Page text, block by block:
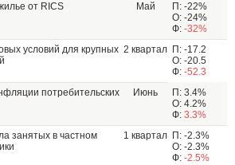
от RICS Май
П: -22%
О: -24%
Ф: -32%
условий для крупных 2 квартал П: -17.2
О: -20.5
Ф: -52.3
потребительских
Июнь
П: 3.4%
О: 4.2%
Ф: 3.3%
занятых в частном
1 квартал П: -2.3%
О: -2.3%
Ф: -2.5%